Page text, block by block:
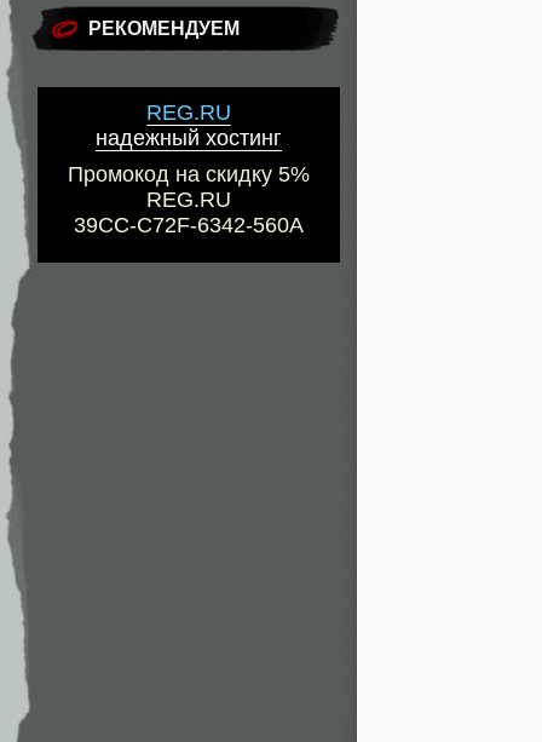
РЕКОМЕНДУЕМ
REG.RU
надежный хостинг
Промокод на скидку 5%
REG.RU
39CC-C72F-6342-560A